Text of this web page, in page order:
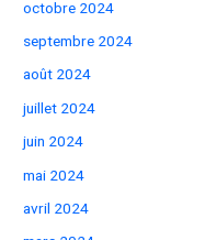
octobre 2024
septembre 2024
août 2024
juillet 2024
juin 2024
mai 2024
avril 2024